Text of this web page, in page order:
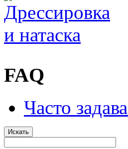
FAQ
Часто
Искать